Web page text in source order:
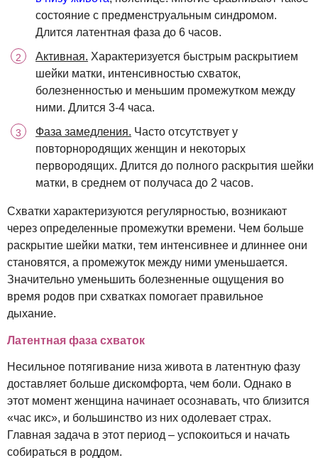
состояние с предменструальным синдромом.
Длится латентная фаза до 6 часов.
Активная. Характеризуется быстрым раскрытием
шейки матки, интенсивностью схваток,
болезненностью и меньшим промежутком между
ними. Длится 3-4 часа.
Фаза замедления. Часто отсутствует у
повторнородящих женщин и некоторых
первородящих. Длится до полного раскрытия шейки
матки, в среднем от получаса до 2 часов.
Схватки характеризуются регулярностью, возникают
через определенные промежутки времени. Чем больше
раскрытие шейки матки, тем интенсивнее и длиннее они
становятся, а промежуток между ними уменьшается.
Значительно уменьшить болезненные ощущения во
время родов при схватках помогает правильное
дыхание.
Латентная фаза схваток
Несильное потягивание низа живота в латентную фазу
доставляет больше дискомфорта, чем боли. Однако в
этот момент женщина начинает осознавать, что близится
«час икс», и большинство из них одолевает страх.
Главная задача в этот период – успокоиться и начать
собираться в роддом.